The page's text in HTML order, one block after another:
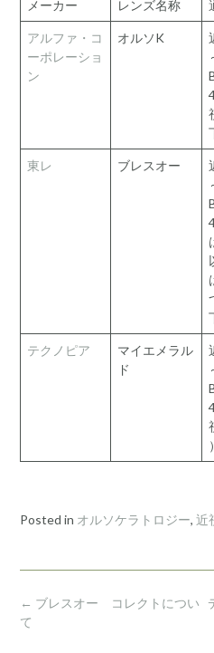
メーカー レンズ名称
アルファ・コ
ーポレーショ
ン
オルソK
東レ ブレスオー
テクノピア
マイエメラル
ド
）
Posted in オルソケラトロジー, 近
Post
navigation
← ブレスオー コレクトについ
て